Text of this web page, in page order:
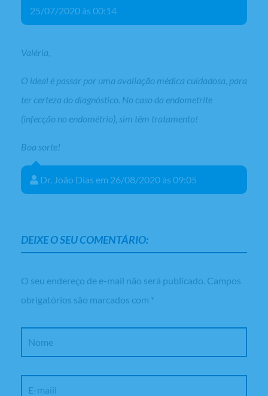
25/07/2020 às 00:14
Valéria,
O ideal é passar por uma avaliação médica cuidadosa, para
ter certeza do diagnóstico. No caso da endometrite
(infecção no endométrio), sim têm tratamento!
Boa sorte!
Dr. João Dias em 26/08/2020 às 09:05
DEIXE O SEU COMENTÁRIO:
O seu endereço de e-mail não será publicado. Campos
obrigatórios são marcados com *